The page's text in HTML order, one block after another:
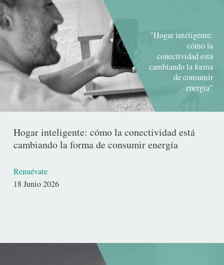
"Hogar inteligente:
cómo la
conectividad está
cambiando la forma
de consumir
energía"
Hogar inteligente: cómo la conectividad está
cambiando la forma de consumir energía
Renuévate
Fecha18 Junio 2026